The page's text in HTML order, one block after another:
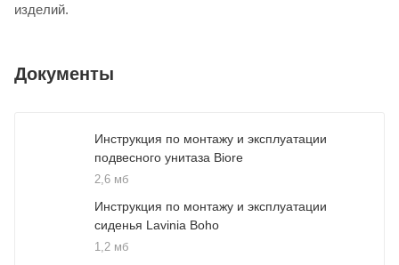
изделий.
Документы
Инструкция по монтажу и эксплуатации
подвесного унитаза Biore
2,6 мб
Инструкция по монтажу и эксплуатации
сиденья Lavinia Boho
1,2 мб